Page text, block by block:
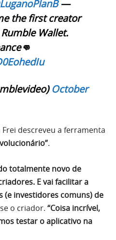
—
the first creator
Wallet.
October
descreveu a ferramenta
.
totalmente novo de
E vai facilitar a
(e investidores comuns) de
o criador. “Coisa incrível,
testar o aplicativo na